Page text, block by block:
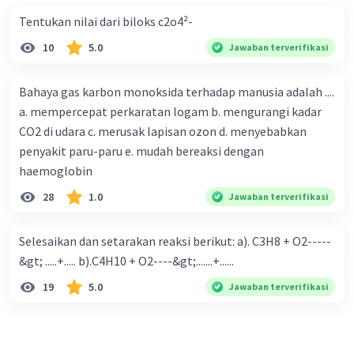
sehingga laju pembentukan SO3 akan lebih
cepat.
Beri Rating·0.0(0) Balas
Iklan
Tentukan nilai dari biloks c2o4²-
10 5.0 Jawaban terverifikasi
Bahaya gas karbon monoksida terhadap manusia adalah ....
a. mempercepat perkaratan logam b. mengurangi kadar
CO2 di udara c. merusak lapisan ozon d. menyebabkan
penyakit paru-paru e. mudah bereaksi dengan
haemoglobin
28 1.0 Jawaban terverifikasi
Selesaikan dan setarakan reaksi berikut: a). C3H8 + O2-----
&gt; .....+..... b).C4H10 + O2----&gt;.......+......
19 5.0 Jawaban terverifikasi